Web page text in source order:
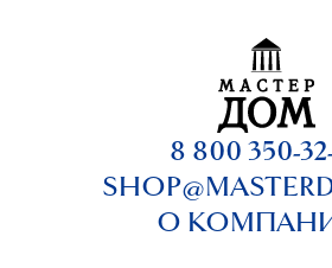
8 800 350-
О